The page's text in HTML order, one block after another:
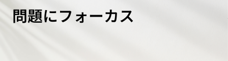
問題にフォーカス